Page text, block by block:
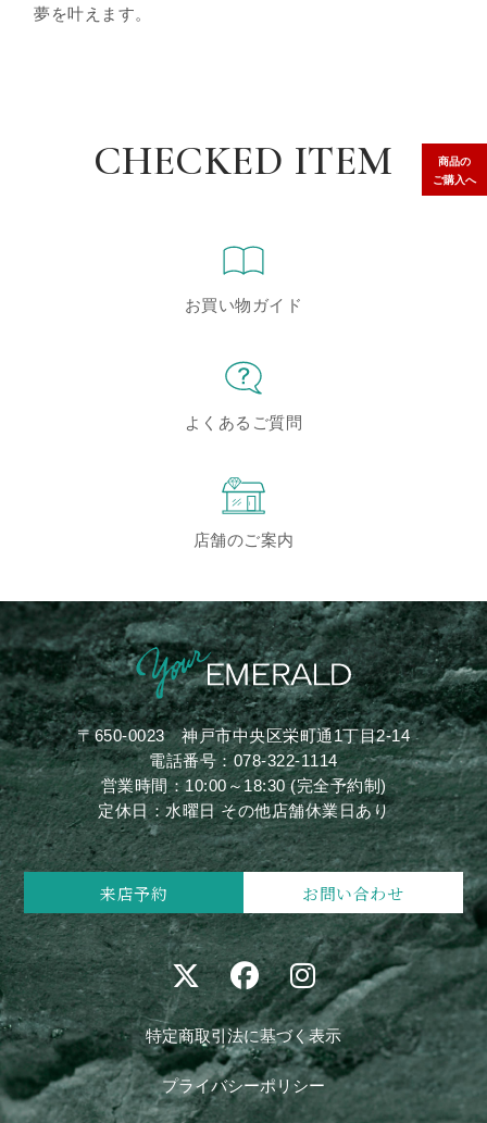
夢を叶えます。
商品の
ご購入へ
CHECKED ITEM
お買い物ガイド
よくあるご質問
店舗のご案内
〒650-0023神戸市中央区栄町通1丁目2-14
電話番号：078-322-1114
営業時間：10:00～18:30 (完全予約制)
定休日：水曜日 その他店舗休業日あり
来店予約 お問い合わせ
特定商取引法に基づく表示
プライバシーポリシー